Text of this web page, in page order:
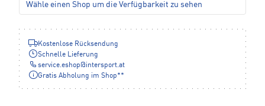
Wähle einen Shop um die Verfügbarkeit zu sehen
Kostenlose Rücksendung
Schnelle Lieferung
service.eshop@intersport.at
Gratis Abholung im Shop**